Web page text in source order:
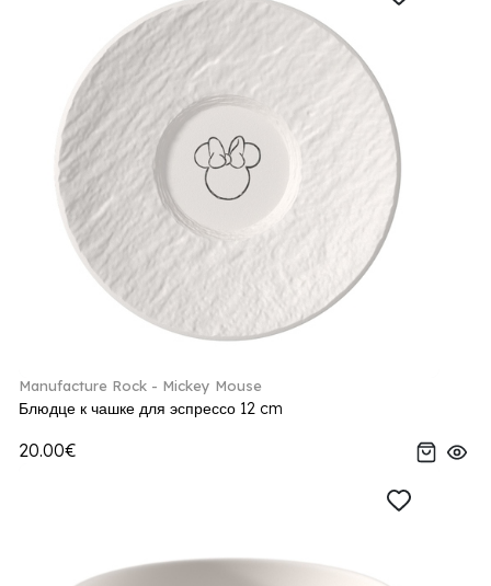
Manufacture Rock - Mickey Mouse
Блюдце к чашке для эспрессо 12 cm
20.00€